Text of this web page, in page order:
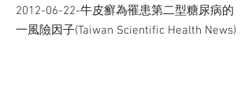
2012-06-22-牛皮癬為罹患第二型糖尿病的
一風險因子(Taiwan Scientific Health News)